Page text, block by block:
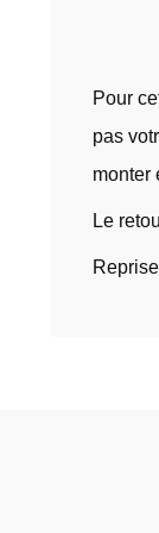
Pour
pas
monter
Le